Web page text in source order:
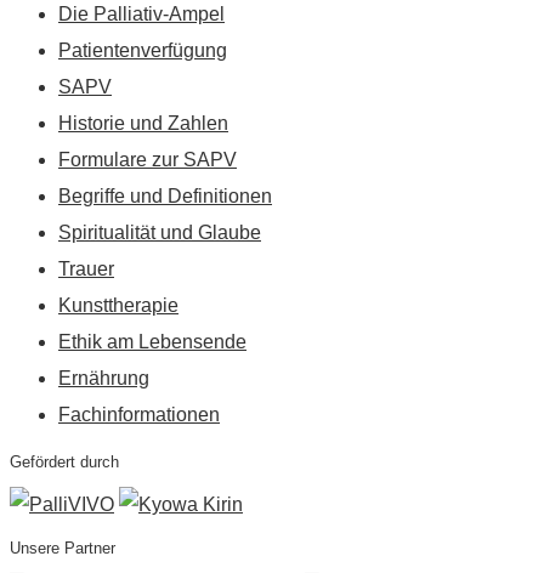
Die Palliativ-Ampel
Patientenverfügung
SAPV
Historie und Zahlen
Formulare zur SAPV
Begriffe und Definitionen
Spiritualität und Glaube
Trauer
Kunsttherapie
Ethik am Lebensende
Ernährung
Fachinformationen
Gefördert durch
Unsere Partner